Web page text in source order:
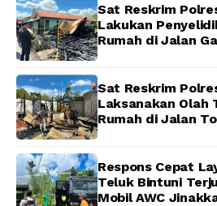
Sat Reskrim
Lakukan
Rumah di Jalan
Sat Reskrim
Laksanakan Olah
Rumah di Jalan
Respons Cepat
Teluk Bintuni
Mobil AWC